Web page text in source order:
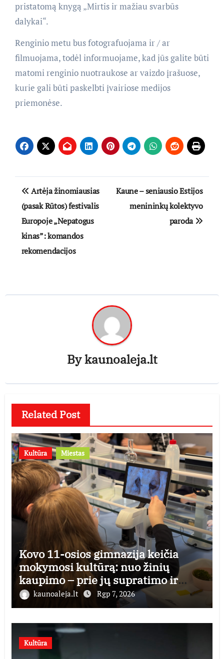
pristatomą knygą „Mirtis ir mažiau svarbūs
dalykai“.
Renginio metu bus fotografuojama ir / ar
filmuojama, todėl informuojame, kad jūs galite būti
matomi renginio nuotraukose ar vaizdo įrašuose,
kurie gali būti paskelbti įvairiose medijos
priemonėse.
Navigacija
tarp
įrašų
Artėja žinomiausias
(pasak Rūtos) festivalis
Europoje „Nepatogus
kinas”: komandos
rekomendacijos
Kaune – seniausio Estijos
menininkų kolektyvo
paroda
Bykaunoaleja.lt
Related Post
Kultūra Miestas
Kovo 11-osios gimnazija keičia
mokymosi kultūrą: nuo žinių
kaupimo – prie jų supratimo ir
taikymo
kaunoaleja.lt Rgp 7, 2026
Kultūra